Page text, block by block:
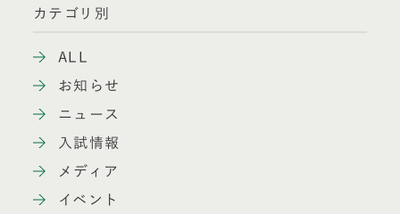
カテゴリ別
ALL
お知らせ
ニュース
入試情報
メディア
イベント